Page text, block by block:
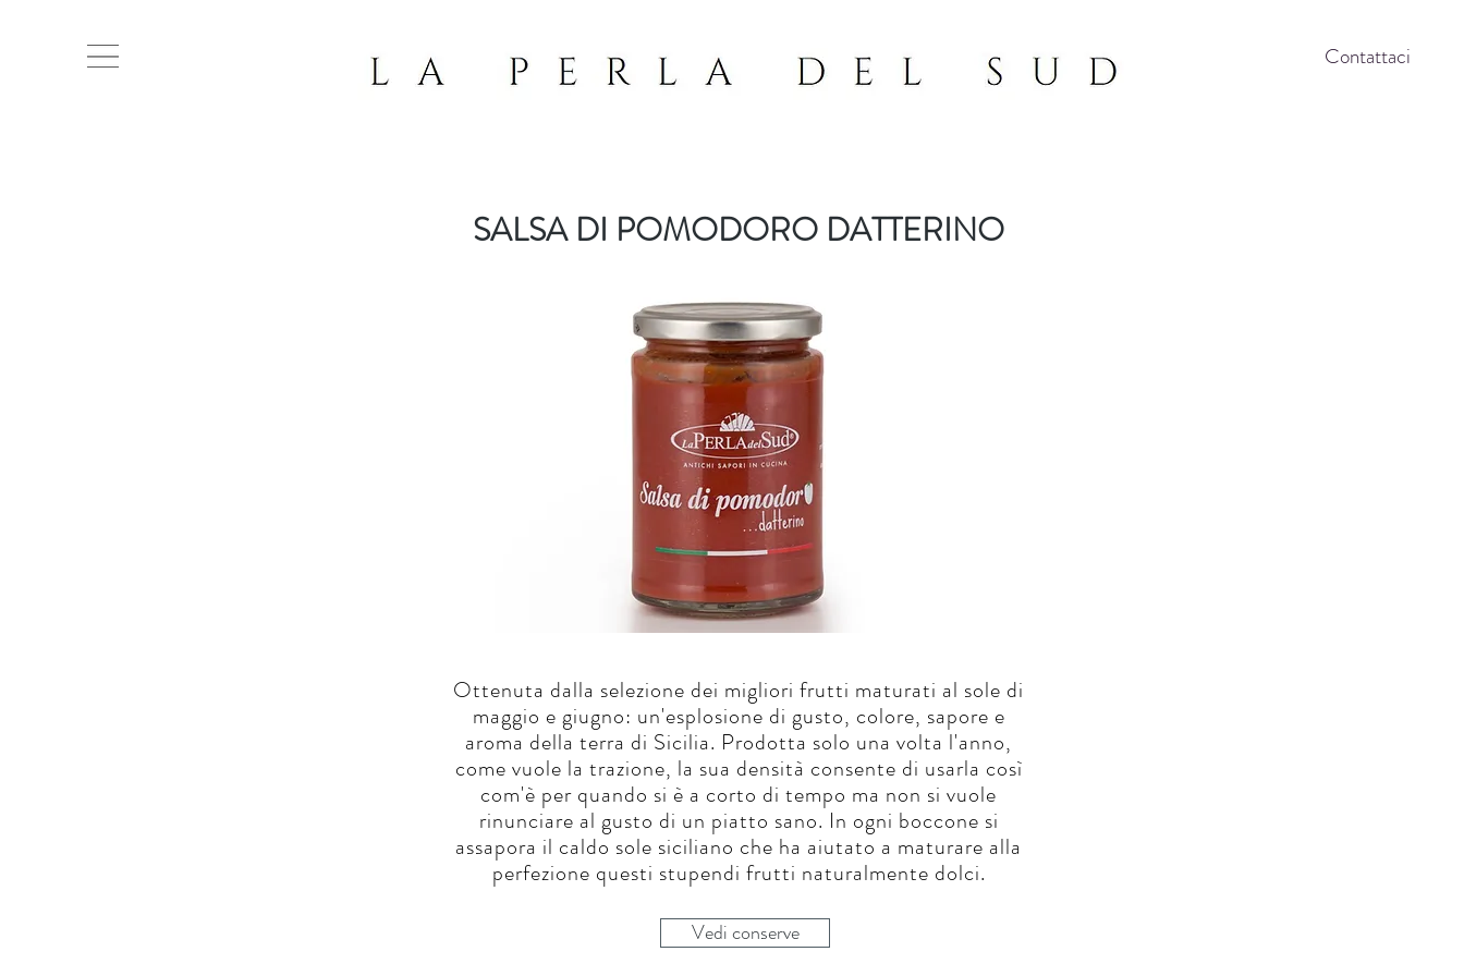
Contattaci
SALSA DI POMODORO DATTERINO
Ottenuta dalla selezione dei migliori frutti maturati al sole di
maggio e giugno: un'esplosione di gusto, colore, sapore e
aroma della terra di Sicilia. Prodotta solo una volta l'anno,
come vuole la trazione, la sua densità consente di usarla così
com'è per quando si è a corto di tempo ma non si vuole
rinunciare al gusto di un piatto sano. In ogni boccone si
assapora il caldo sole siciliano che ha aiutato a maturare alla
perfezione questi stupendi frutti naturalmente dolci.
Vedi conserve